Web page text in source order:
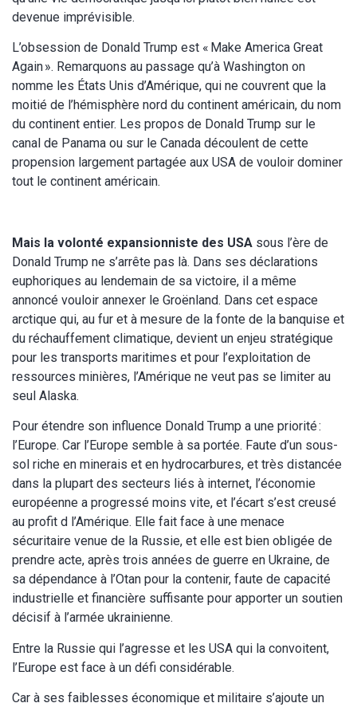
devenue imprévisible.
L’obsession de Donald Trump est « Make America Great
Again ». Remarquons au passage qu’à Washington on
nomme les États Unis d’Amérique, qui ne couvrent que la
moitié de l’hémisphère nord du continent américain, du nom
du continent entier. Les propos de Donald Trump sur le
canal de Panama ou sur le Canada découlent de cette
propension largement partagée aux USA de vouloir dominer
tout le continent américain.
Mais la volonté expansionniste des USA sous l’ère de
Donald Trump ne s’arrête pas là. Dans ses déclarations
euphoriques au lendemain de sa victoire, il a même
annoncé vouloir annexer le Groënland. Dans cet espace
arctique qui, au fur et à mesure de la fonte de la banquise et
du réchauffement climatique, devient un enjeu stratégique
pour les transports maritimes et pour l’exploitation de
ressources minières, l’Amérique ne veut pas se limiter au
seul Alaska.
Pour étendre son influence Donald Trump a une priorité :
l’Europe. Car l’Europe semble à sa portée. Faute d’un sous-
sol riche en minerais et en hydrocarbures, et très distancée
dans la plupart des secteurs liés à internet, l’économie
européenne a progressé moins vite, et l’écart s’est creusé
au profit d l’Amérique. Elle fait face à une menace
sécuritaire venue de la Russie, et elle est bien obligée de
prendre acte, après trois années de guerre en Ukraine, de
sa dépendance à l’Otan pour la contenir, faute de capacité
industrielle et financière suffisante pour apporter un soutien
décisif à l’armée ukrainienne.
Entre la Russie qui l’agresse et les USA qui la convoitent,
l’Europe est face à un défi considérable.
Car à ses faiblesses économique et militaire s’ajoute un